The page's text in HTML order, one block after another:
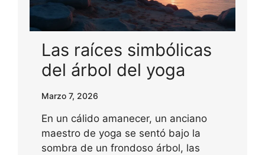
Las raíces simbólicas
del árbol del yoga
Marzo 7, 2026
En un cálido amanecer, un anciano
maestro de yoga se sentó bajo la
sombra de un frondoso árbol, las